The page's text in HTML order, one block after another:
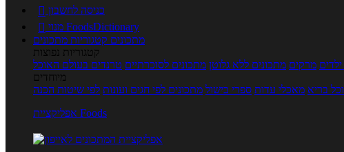
 כניסה לחשבון

מנוי FoodsDictionary
מתכונים קטגוריות מתכונים
קטגוריות נפוצות
מרקים מתכונים ללא גלוטן מתכונים לסוכרתיים טרנדים בעולם האוכל
מיוחדים
בריא מאכלי עדות ספרי בישול מתכונים לפי חגים ועונות לפי שיטות הכנה
אפליקציית Foods